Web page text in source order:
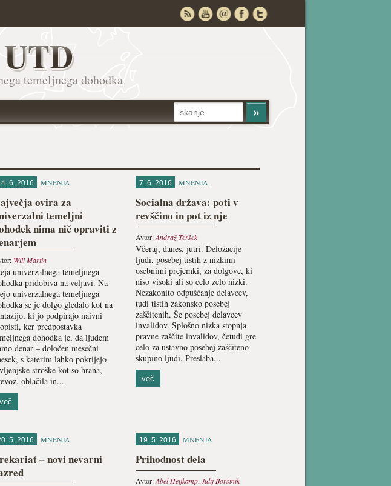
temeljnega dohodka
6. 2016 MNENJA
ovira za
temeljni
nima nič opraviti z
Will Martin
univerzalnega temeljnega
pridobiva na veljavi. Na
univerzalnega temeljnega
se je dolgo gledalo kot na
ki jo podpirajo naivni
ker predpostavka
dohodka je, da ljudem
denar – določen mesečni
s katerim lahko pokrijejo
stroške kot so hrana,
oblačila in...
več
7. 6. 2016 MNENJA
Socialna država: poti v
revščino in pot iz nje
Avtor:Andraž Teršek
Včeraj, danes, jutri. Deložacije
ljudi, posebej tistih z nizkimi
osebnimi prejemki, za dolgove, ki
niso visoki ali so celo zelo nizki.
Nezakonito odpuščanje delavcev,
tudi tistih zakonsko posebej
zaščitenih. Še posebej delavcev
invalidov. Splošno nizka stopnja
pravne zaščite invalidov, četudi gre
celo za ustavno posebej zaščiteno
skupino ljudi. Preslaba...
več
5. 2016 MNENJA
– novi nevarni
19. 5. 2016 MNENJA
Prihodnost dela
Avtor:Abel Heijkamp,Julij Borštnik